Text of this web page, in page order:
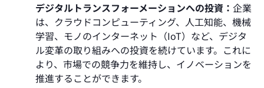
デジタルトランスフォーメーションへの投資： 企業
は、クラウドコンピューティング、人工知能、機械
学習、モノのインターネット（IoT）など、デジタ
ル変革の取り組みへの投資を続けています。これに
より、市場での競争力を維持し、イノベーションを
推進することができます。